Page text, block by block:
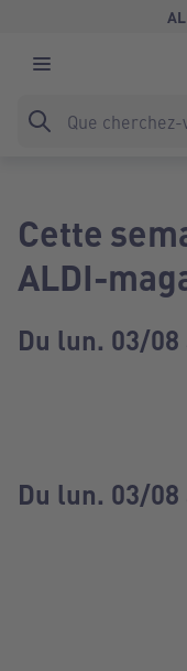
Cette
ALDI-
Du lun. 03/
Du lun. 03/